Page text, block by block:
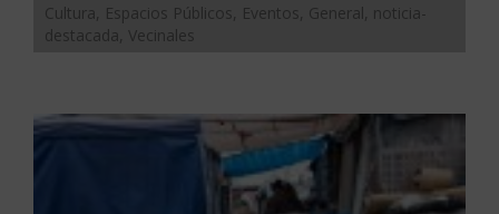
Cultura, Espacios Públicos, Eventos, General, noticia-
destacada, Vecinales